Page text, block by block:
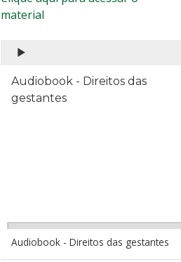
material
Audiobook - Direitos das
gestantes
Audiobook - Direitos das gestantes